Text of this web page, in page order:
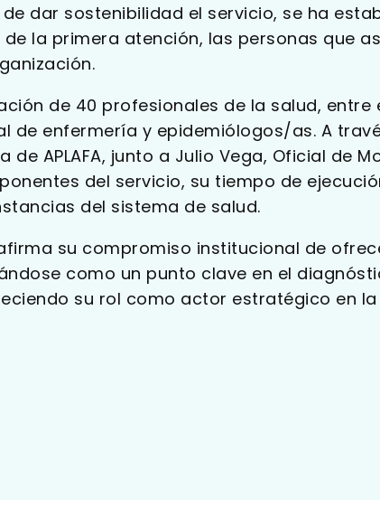
dar sostenibilidad el servicio, se ha
la primera atención, las personas que
de 40 profesionales de la salud,
de enfermería y epidemiólogos/as. A
de APLAFA, junto a Julio Vega, Oficial de
del servicio, su tiempo de
del sistema de salud.
su compromiso institucional de
como un punto clave en el
su rol como actor estratégico en